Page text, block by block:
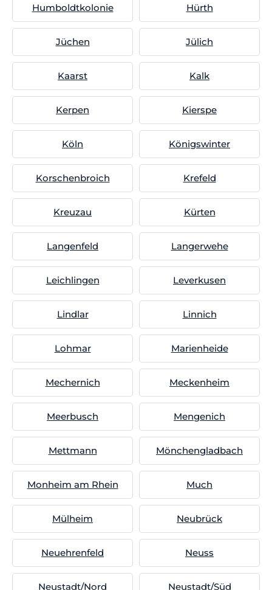
Humboldtkolonie Hürth
Jüchen Jülich
Kaarst Kalk
Kerpen Kierspe
Köln Königswinter
Korschenbroich Krefeld
Kreuzau Kürten
Langenfeld Langerwehe
Leichlingen Leverkusen
Lindlar Linnich
Lohmar Marienheide
Mechernich Meckenheim
Meerbusch Mengenich
Mettmann Mönchengladbach
Monheim am Rhein Much
Mülheim Neubrück
Neuehrenfeld Neuss
Neustadt/Nord Neustadt/Süd